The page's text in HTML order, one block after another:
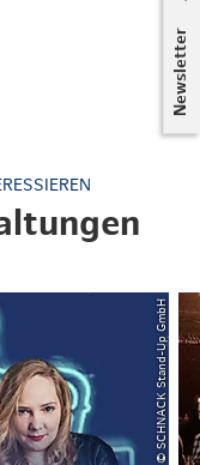
Newsletter
© SCHNACK Stand-Up GmbH